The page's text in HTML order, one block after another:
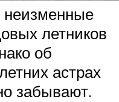
неизменные
летников
об
астрах
забывают.